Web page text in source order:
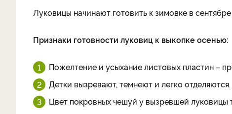
Луковицы начинают готовить к зимовке в
Признаки готовности луковиц к выкопке осенью:
Пожелтение и усыхание листовых пластин –
Детки вызревают, темнеют и легко отделяются.
Цвет покровных чешуй у вызревшей луковицы